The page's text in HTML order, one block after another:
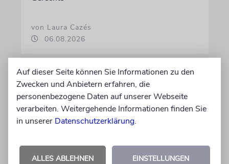
von Laura Cazés
06.08.2026
Auf dieser Seite können Sie Informationen zu den
Zwecken und Anbietern erfahren, die
personenbezogene Daten auf unserer Webseite
verarbeiten. Weitergehende Informationen finden Sie
in unserer Datenschutzerklärung.
ALLES ABLEHNEN EINSTELLUNGEN